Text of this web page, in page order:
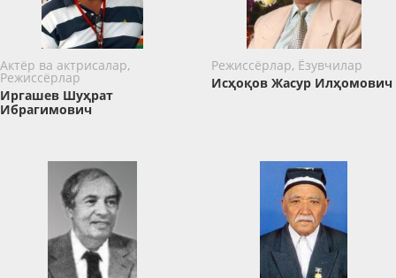
Актёр ва актрисалар,
Режиссёрлар
Иргашев Шуҳрат
Ибрагимович
Режиссёрлар, Ёзувчилар
Исҳоқов Жасур Илҳомович